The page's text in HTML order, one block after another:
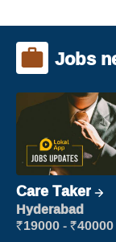
Jobs
Care Taker
Hyderabad
₹19000 - ₹40000